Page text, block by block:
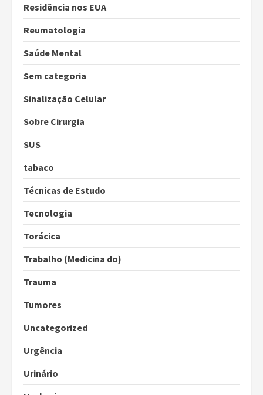
Residência nos EUA
Reumatologia
Saúde Mental
Sem categoria
Sinalização Celular
Sobre Cirurgia
SUS
tabaco
Técnicas de Estudo
Tecnologia
Torácica
Trabalho (Medicina do)
Trauma
Tumores
Uncategorized
Urgência
Urinário